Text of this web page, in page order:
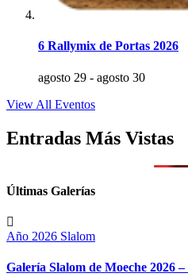
6 Rallymix de Portas 2026
agosto 29 - agosto 30
View All Eventos
Entradas Más Vistas
Últimas Galerías
Año 2026 Slalom
Galería Slalom de Moeche 2026